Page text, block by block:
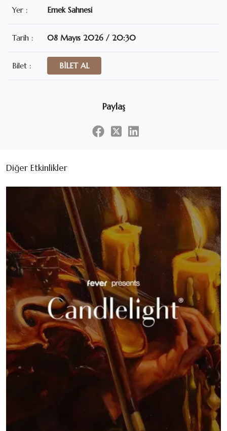
Yer : Emek Sahnesi
Tarih : 08 Mayıs 2026 / 20:30
Bilet : BİLET AL
Paylaş
Diğer Etkinlikler